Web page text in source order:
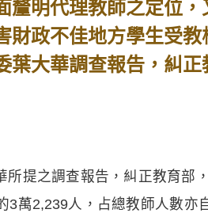
釐明代理教師之定位
財政不佳地方學生受
大華調查報告，糾
提之調查報告，糾正教育部
萬2,239人，占總教師人數亦